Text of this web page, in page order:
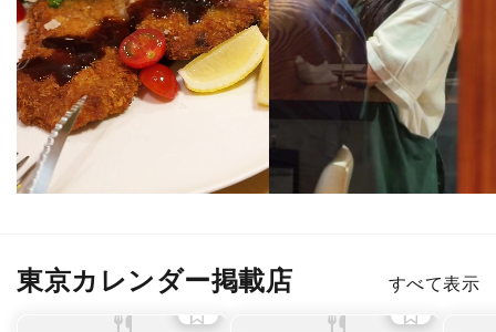
東京カレンダー掲載店 すべて表示